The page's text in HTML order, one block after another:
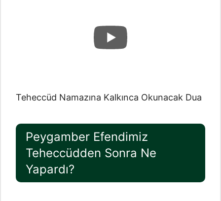
Teheccüd Namazına Kalkınca Okunacak Dua
Peygamber Efendimiz
Teheccüdden Sonra Ne
Yapardı?